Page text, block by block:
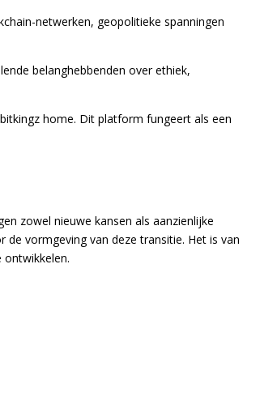
netwerken, geopolitieke spanningen
belanghebbenden over ethiek,
home. Dit platform fungeert als een
zowel nieuwe kansen als aanzienlijke
vormgeving van deze transitie. Het is van
ontwikkelen.